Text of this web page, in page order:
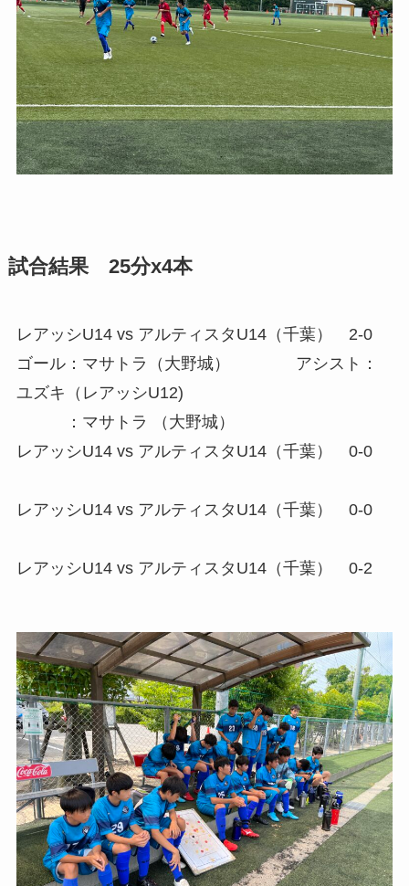
試合結果 25分x4本
レアッシU14 vs アルティスタU14（千葉） 2-0
ゴール：マサトラ（大野城） アシスト：
ユズキ（レアッシU12)
：マサトラ （大野城）
レアッシU14 vs アルティスタU14（千葉） 0-0
レアッシU14 vs アルティスタU14（千葉） 0-0
レアッシU14 vs アルティスタU14（千葉） 0-2